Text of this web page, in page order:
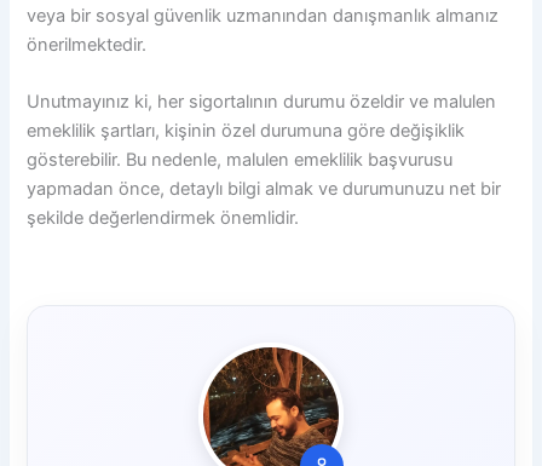
veya bir sosyal güvenlik uzmanından danışmanlık almanız
önerilmektedir.
Unutmayınız ki, her sigortalının durumu özeldir ve malulen
emeklilik şartları, kişinin özel durumuna göre değişiklik
gösterebilir. Bu nedenle, malulen emeklilik başvurusu
yapmadan önce, detaylı bilgi almak ve durumunuzu net bir
şekilde değerlendirmek önemlidir.